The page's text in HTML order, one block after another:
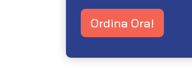
Ordina Ora!